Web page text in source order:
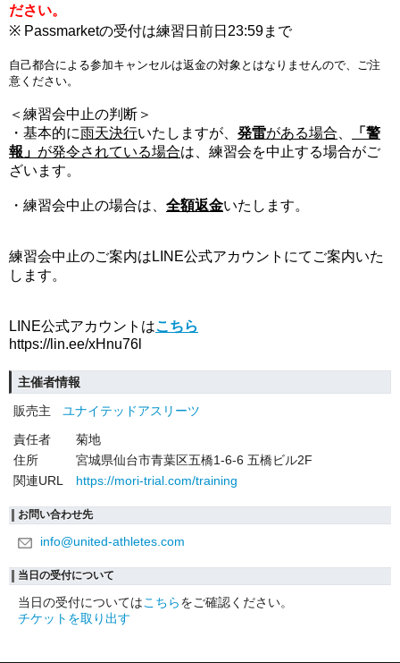
ださい。
※ Passmarketの受付は練習日前日23:59まで
自己都合による参加キャンセルは返金の対象とはなりませんので、ご注
意ください。
＜練習会中止の判断＞
・基本的に雨天決行いたしますが、 発雷がある場合
「警
報」 が発令されている場合は、練習会を中止する場合がご
ざいます。
・練習会中止の場合は、 全額返金いたします。
練習会中止のご案内はLINE公式アカウントにてご案内いた
します。
LINE公式アカウントはこちら
https://lin.ee/xHnu76l
主催者情報
販売主
ユナイテッドアスリーツ
責任者
菊地
住所
宮城県仙台市青葉区五橋1-6-6 五橋ビル2F
関連URL
https://mori-trial.com/training
お問い合わせ先
info@united-athletes.com
当日の受付について
当日の受付についてはこちらをご確認ください。
チケットを取り出す